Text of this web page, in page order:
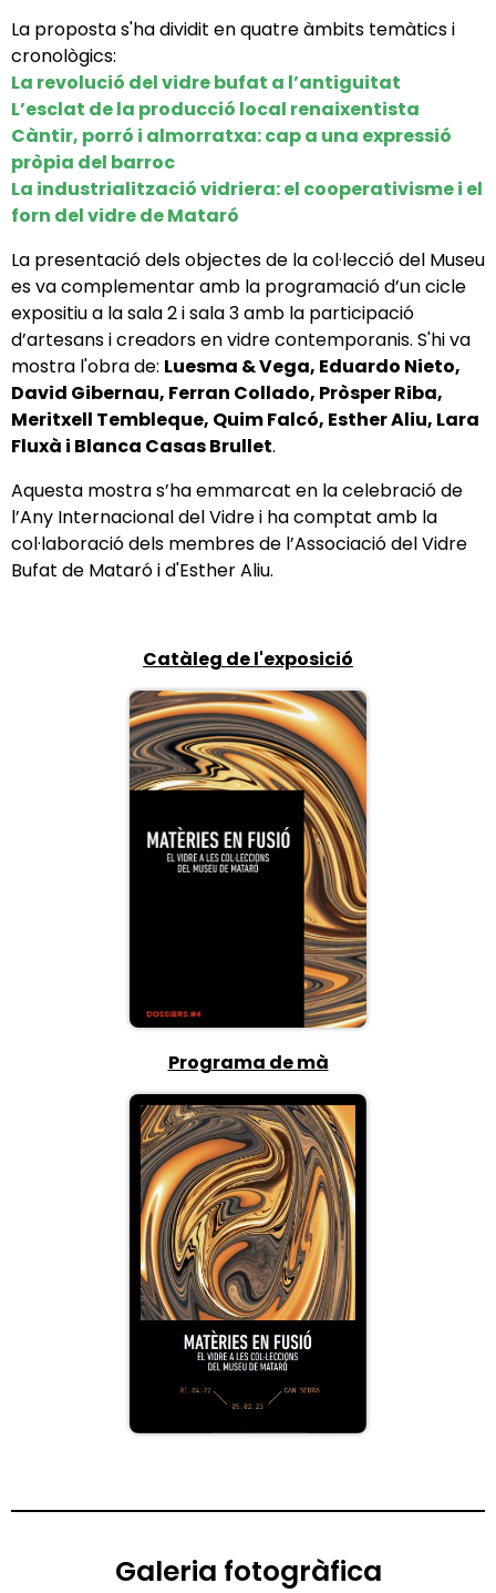
La proposta s'ha dividit en quatre àmbits temàtics i
cronològics:
La revolució del vidre bufat a l’antiguitat
L’esclat de la producció local renaixentista
Càntir, porró i almorratxa: cap a una expressió
pròpia del barroc
La industrialització vidriera: el cooperativisme i el
forn del vidrede Mataró
La presentació dels objectes de la col·lecció del Museu
es va complementar amb la programació d’un cicle
expositiu a la sala 2 i sala 3 amb la participació
d’artesans i creadors en vidre contemporanis. S'hi va
mostra l'obra de: Luesma & Vega, Eduardo Nieto,
David Gibernau, Ferran Collado, Pròsper Riba,
Meritxell Tembleque, Quim Falcó, Esther Aliu, Lara
Fluxà i Blanca Casas Brullet.
Aquesta mostra s’ha emmarcat en la celebració de
l’Any Internacional del Vidre i ha comptat amb la
col·laboració dels membres de l’Associació del Vidre
Bufat de Mataró i d'Esther Aliu.
Catàleg de l'exposició
Programa de mà
Galeria fotogràfica